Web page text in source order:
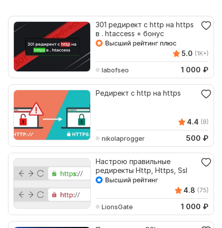
301 редирект c http на https
в . htaccess + бонус
5.0 (1K+)
labofseo 1 000 ₽
Редирект с http на https
4.4 (8)
nikolaprogger 500 ₽
Настрою правильные
редиректы Http, Https, Ssl
4.8 (75)
LionsGate 1 000 ₽